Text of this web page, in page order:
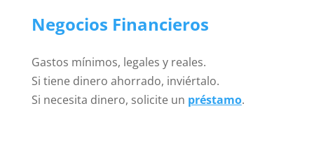
Negocios Financieros
Gastos mínimos, legales y reales.
Si tiene dinero ahorrado, inviértalo.
Si necesita dinero, solicite un préstamo.